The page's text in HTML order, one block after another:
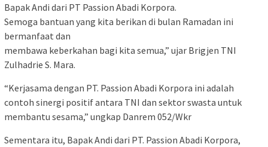
Bapak Andi dari PT Passion Abadi Korpora.
Semoga bantuan yang kita berikan di bulan Ramadan ini
bermanfaat dan
membawa keberkahan bagi kita semua,” ujar Brigjen TNI
Zulhadrie S. Mara.
“Kerjasama dengan PT. Passion Abadi Korpora ini adalah
contoh sinergi positif antara TNI dan sektor swasta untuk
membantu sesama,” ungkap Danrem 052/Wkr
Sementara itu, Bapak Andi dari PT. Passion Abadi Korpora,